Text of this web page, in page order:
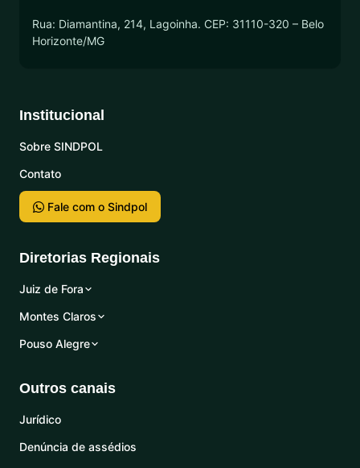
Rua: Diamantina, 214, Lagoinha. CEP: 31110-320 – Belo
Horizonte/MG
Institucional
Sobre SINDPOL
Contato
Fale com o Sindpol
Diretorias Regionais
Juiz de Fora
Montes Claros
Pouso Alegre
Outros canais
Jurídico
Denúncia de assédios